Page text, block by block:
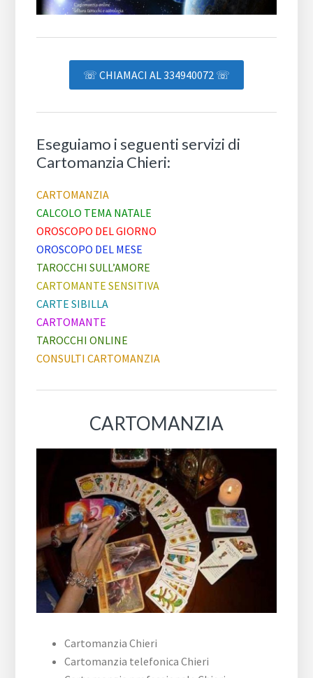
☏ CHIAMACI AL 334940072 ☏
Eseguiamo i seguenti servizi di
Cartomanzia Chieri:
CARTOMANZIA
CALCOLO TEMA NATALE
OROSCOPO DEL GIORNO
OROSCOPO DEL MESE
TAROCCHI SULL’AMORE
CARTOMANTE SENSITIVA
CARTE SIBILLA
CARTOMANTE
TAROCCHI ONLINE
CONSULTI CARTOMANZIA
CARTOMANZIA
Cartomanzia Chieri
Cartomanzia telefonica Chieri